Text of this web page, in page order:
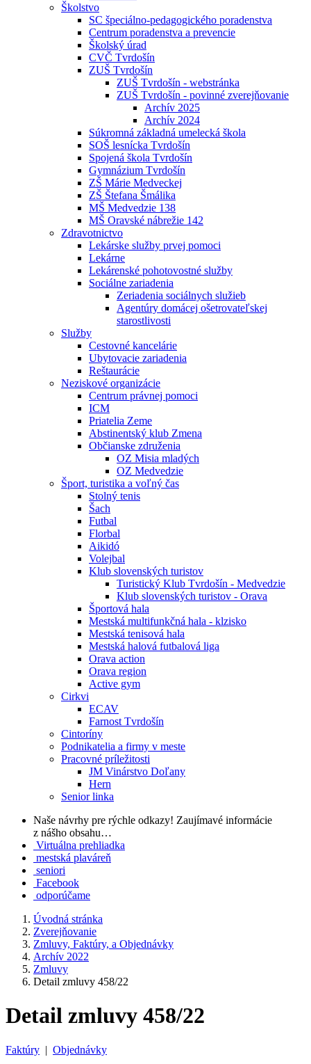
Školstvo
SC špeciálno-pedagogického poradenstva
Centrum poradenstva a prevencie
Školský úrad
CVČ Tvrdošín
ZUŠ Tvrdošín
ZUŠ Tvrdošín - webstránka
ZUŠ Tvrdošín - povinné zverejňovanie
Archív 2025
Archív 2024
Súkromná základná umelecká škola
SOŠ lesnícka Tvrdošín
Spojená škola Tvrdošín
Gymnázium Tvrdošín
ZŠ Márie Medveckej
ZŠ Štefana Šmálika
MŠ Medvedzie 138
MŠ Oravské nábrežie 142
Zdravotnictvo
Lekárske služby prvej pomoci
Lekárne
Lekárenské pohotovostné služby
Sociálne zariadenia
Zeriadenia sociálnych služieb
Agentúry domácej ošetrovateľskej
starostlivosti
Služby
Cestovné kancelárie
Ubytovacie zariadenia
Reštaurácie
Neziskové organizácie
Centrum právnej pomoci
ICM
Priatelia Zeme
Abstinentský klub Zmena
Občianske združenia
OZ Misia mladých
OZ Medvedzie
Šport, turistika a voľný čas
Stolný tenis
Šach
Futbal
Florbal
Aikidó
Volejbal
Klub slovenských turistov
Turistický Klub Tvrdošín - Medvedzie
Klub slovenských turistov - Orava
Športová hala
Mestská multifunkčná hala - klzisko
Mestská tenisová hala
Mestská halová futbalová liga
Orava action
Orava region
Active gym
Cirkvi
ECAV
Farnost Tvrdošín
Cintoríny
Podnikatelia a firmy v meste
Pracovné príležitosti
JM Vinárstvo Doľany
Hern
Senior linka
Naše návrhy pre rýchle odkazy! Zaujímavé informácie
z nášho obsahu…
Virtuálna prehliadka
mestská plaváreň
seniori
Facebook
odporúčame
Úvodná stránka
Zverejňovanie
Zmluvy, Faktúry, a Objednávky
Archív 2022
Zmluvy
Detail zmluvy 458/22
Detail zmluvy 458/22
Faktúry | Objednávky